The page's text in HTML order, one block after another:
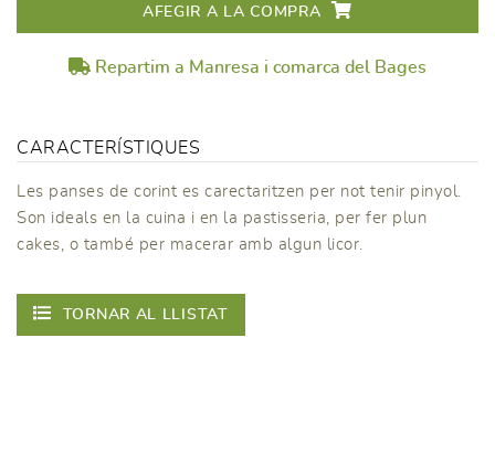
AFEGIR A LA COMPRA
Repartim a Manresa i comarca del Bages
CARACTERÍSTIQUES
Les panses de corint es carectaritzen per not tenir pinyol.
Son ideals en la cuina i en la pastisseria, per fer plun
cakes, o també per macerar amb algun licor.
TORNAR AL LLISTAT